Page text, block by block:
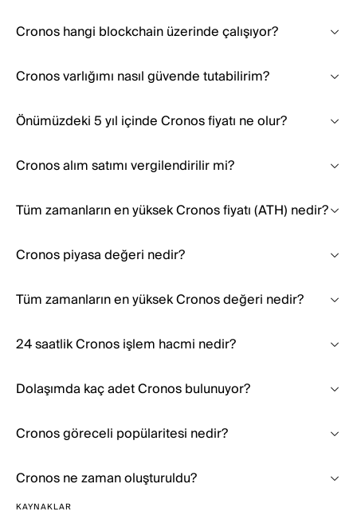
Cronos hangi blockchain üzerinde çalışıyor?
Cronos varlığımı nasıl güvende tutabilirim?
Önümüzdeki 5 yıl içinde Cronos fiyatı ne olur?
Cronos alım satımı vergilendirilir mi?
Tüm zamanların en yüksek Cronos fiyatı (ATH) nedir?
Cronos piyasa değeri nedir?
Tüm zamanların en yüksek Cronos değeri nedir?
24 saatlik Cronos işlem hacmi nedir?
Dolaşımda kaç adet Cronos bulunuyor?
Cronos göreceli popülaritesi nedir?
Cronos ne zaman oluşturuldu?
KAYNAKLAR